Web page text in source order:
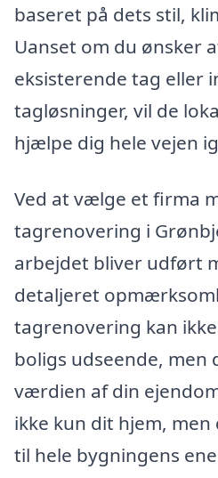
baseret på dets stil,
Uanset om du ønsker
eksisterende tag eller
tagløsninger, vil de
hjælpe dig hele vejen
Ved at vælge et firma
tagrenovering i
arbejdet bliver udført
detaljeret
tagrenovering kan
boligs udseende, men
værdien af din
ikke kun dit hjem,
til hele bygningens